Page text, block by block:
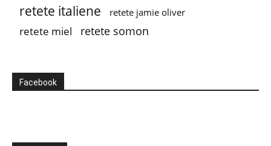
retete italiene retete jamie oliver
retete miel retete somon
Facebook